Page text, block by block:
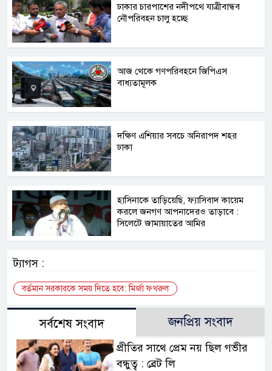
ঢাকার চারপাশের নদীপথে যাত্রীবান্ধব
নৌপরিবহন চালু হচ্ছে
আজ থেকে গণপরিবহনে জিপিএস
বাধ্যতামূলক
দক্ষিণ এশিয়ার সবচে অনিরাপদ শহর
ঢাকা
হাসিনাকে তাড়িয়েছি, ফ্যাসিবাদ কায়েম
করলে জনগণ আপনাদেরও তাড়াবে :
সিলেটে জামায়াতের আমির
ট্যাগস :
বর্তমান সরকারকে সময় দিতে হবে: মির্জা ফখরুল
সর্বশেষ সংবাদ জনপ্রিয় সংবাদ
প্রীতির সাথে প্রেম নয় ছিল গভীর
বন্ধুত্ব : ব্রেট লি